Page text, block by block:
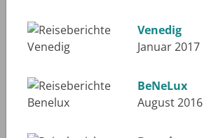
Venedig
Januar 2017
BeNeLux
August 2016